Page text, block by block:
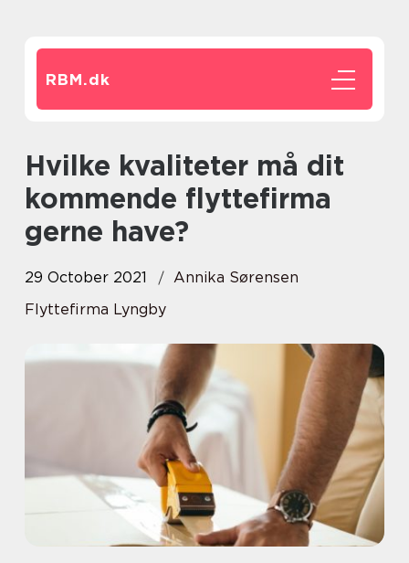
RBM.dk
Hvilke kvaliteter må dit
kommende flyttefirma
gerne have?
29 October 2021
Annika Sørensen
Flyttefirma Lyngby